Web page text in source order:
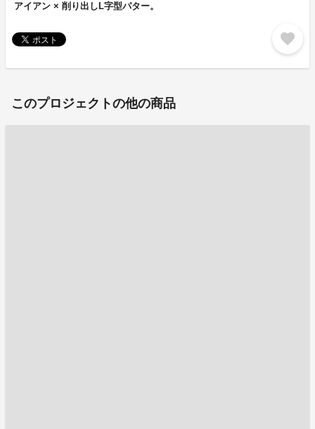
アイアン × 削り出しL字型パター。
favorite
このプロジェクトの他の商品